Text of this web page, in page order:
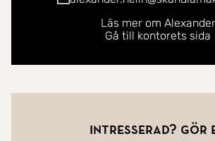
Läs mer om Alexander
Gå till kontorets sida
Intresserad? Gör